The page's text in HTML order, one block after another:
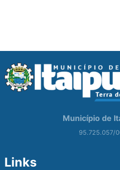
Município de
95.725.057/
Links